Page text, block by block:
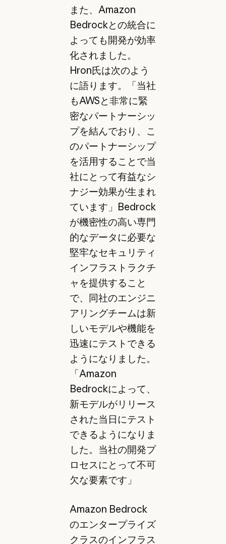
また、Amazon
Bedrockとの統合に
よっても開発が効率
化されました。
Hron氏は次のよう
に語ります。「当社
もAWSと非常に緊
密なパートナーシッ
プを結んでおり、こ
のパートナーシップ
を活用することで当
社にとって有益なシ
ナジー効果が生まれ
ています」Bedrock
が機密性の高い専門
的なデータに必要な
堅牢なセキュリティ
インフラストラクチ
ャを提供すること
で、同社のエンジニ
アリングチームは新
しいモデルや機能を
迅速にテストできる
ようになりました。
「Amazon
Bedrockによって、
新モデルがリリース
された当日にテスト
できるようになりま
した。当社の開発プ
ロセスにとって不可
欠な要素です」
Amazon Bedrock
のエンタープライズ
クラスのインフラス